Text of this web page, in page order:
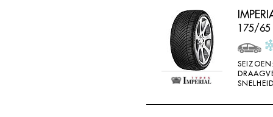
175/65